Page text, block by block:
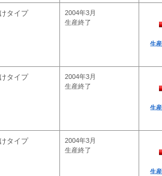
タイプ
2004年3月
生産終了
生
タイプ
2004年3月
生産終了
生
タイプ
2004年3月
生産終了
生